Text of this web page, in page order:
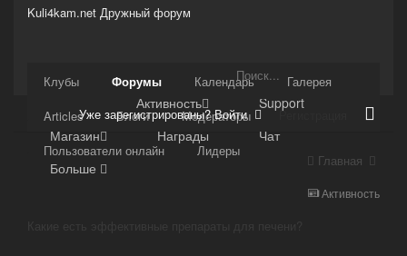
Kuli4kam.net Дружный форум
Сайт
Клубы Форумы Календарь
Галерея
Articles
Блоги
Модераторы
Пользователи онлайн
Лидеры
Активность
Support
Магазин
Награды
Чат
Больше
Уже зарегистрированы? Войти Регистрация
Активность
Главная